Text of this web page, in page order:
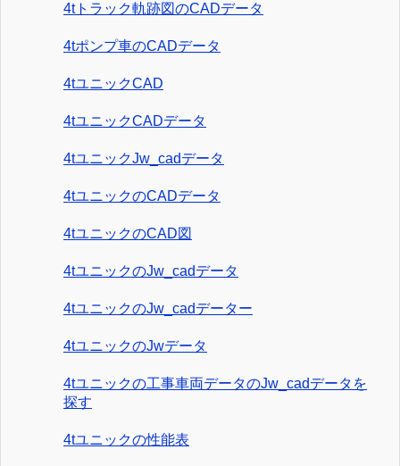
4tトラック軌跡図のCADデータ
4tポンプ車のCADデータ
4tユニックCAD
4tユニックCADデータ
4tユニックJw_cadデータ
4tユニックのCADデータ
4tユニックのCAD図
4tユニックのJw_cadデータ
4tユニックのJw_cadデーター
4tユニックのJwデータ
4tユニックの工事車両データのJw_cadデータを
探す
4tユニックの性能表